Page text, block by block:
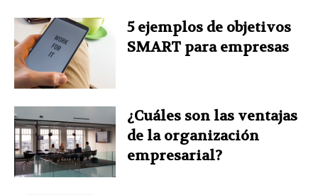
5 ejemplos de objetivos
SMART para empresas
¿Cuáles son las ventajas
de la organización
empresarial?